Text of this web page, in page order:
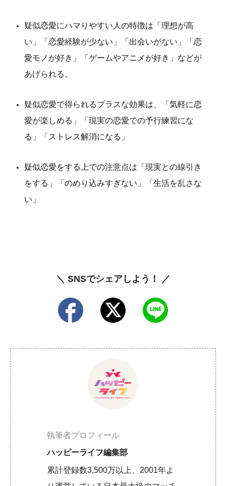
疑似恋愛にハマりやすい人の特徴は「理想が高
い」「恋愛経験が少ない」「出会いがない」「恋
愛モノが好き」「ゲームやアニメが好き」などが
あげられる。
疑似恋愛で得られるプラスな効果は、「気軽に恋
愛が楽しめる」「現実の恋愛での予行練習にな
る」「ストレス解消になる」
疑似恋愛をする上での注意点は「現実との線引き
をする」「のめり込みすぎない」「生活を乱さな
い」
＼ SNSでシェアしよう！ ／
執筆者プロフィール
ハッピーライフ編集部
累計登録数3,500万以上、2001年よ